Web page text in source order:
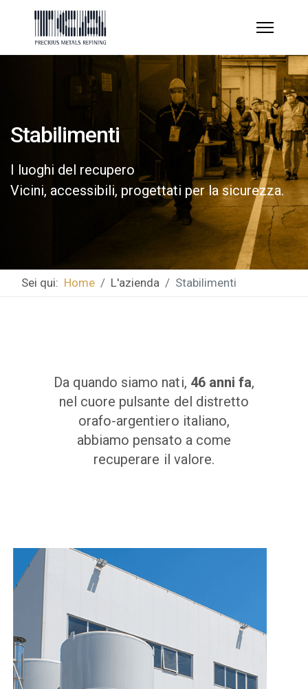
Stabilimenti
I luoghi del recupero
Vicini, accessibili, progettati per la sicurezza.
Sei qui: Home L'azienda Stabilimenti
Da quando siamo nati, 46 anni fa,
nel cuore pulsante del distretto
orafo-argentiero italiano,
abbiamo pensato a come
recuperare il valore.